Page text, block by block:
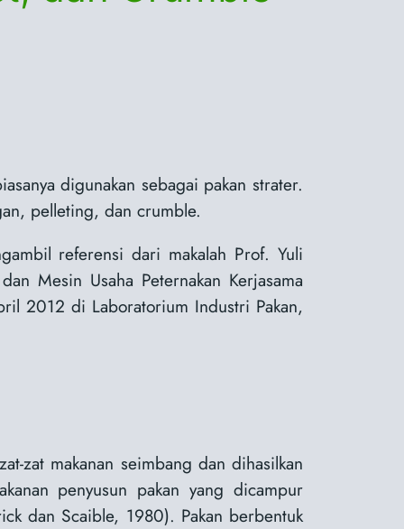
digunakan sebagai pakan strater.
pelleting, dan crumble.
referensi dari makalah Prof. Yuli
Mesin Usaha Peternakan Kerjasama
2012 di Laboratorium Industri Pakan,
zat makanan seimbang dan dihasilkan
penyusun pakan yang dicampur
dan Scaible, 1980). Pakan berbentuk